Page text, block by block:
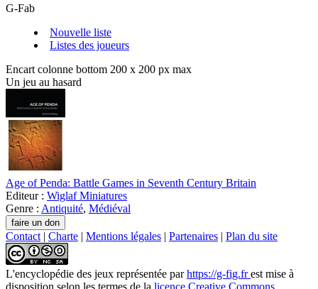
G-Fab
Nouvelle liste
Listes des joueurs
Encart colonne bottom 200 x 200 px max
Un jeu au hasard
Age of Penda: Battle Games in Seventh Century Britain
Editeur : Wiglaf Miniatures
Genre : Antiquité, Médiéval
Contact | Charte | Mentions légales | Partenaires | Plan du site
L'encyclopédie des jeux représentée parhttps://g-fig.frest mise à